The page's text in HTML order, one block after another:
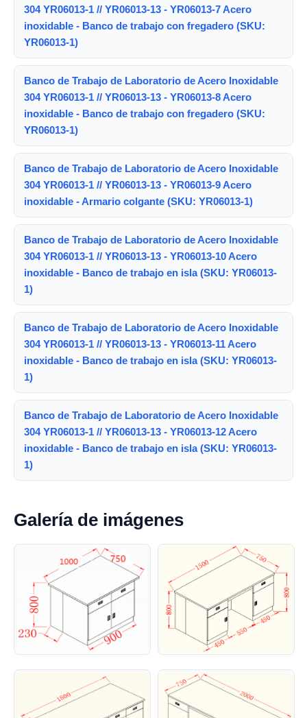
304 YR06013-1 // YR06013-13 - YR06013-7 Acero
inoxidable - Banco de trabajo con fregadero (SKU:
YR06013-1)
Banco de Trabajo de Laboratorio de Acero Inoxidable
304 YR06013-1 // YR06013-13 - YR06013-8 Acero
inoxidable - Banco de trabajo con fregadero (SKU:
YR06013-1)
Banco de Trabajo de Laboratorio de Acero Inoxidable
304 YR06013-1 // YR06013-13 - YR06013-9 Acero
inoxidable - Armario colgante (SKU: YR06013-1)
Banco de Trabajo de Laboratorio de Acero Inoxidable
304 YR06013-1 // YR06013-13 - YR06013-10 Acero
inoxidable - Banco de trabajo en isla (SKU: YR06013-
1)
Banco de Trabajo de Laboratorio de Acero Inoxidable
304 YR06013-1 // YR06013-13 - YR06013-11 Acero
inoxidable - Banco de trabajo en isla (SKU: YR06013-
1)
Banco de Trabajo de Laboratorio de Acero Inoxidable
304 YR06013-1 // YR06013-13 - YR06013-12 Acero
inoxidable - Banco de trabajo en isla (SKU: YR06013-
1)
Galería de imágenes